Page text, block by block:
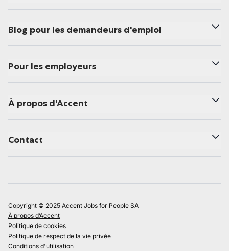
Blog pour les demandeurs d'emploi
Pour les employeurs
À propos d'Accent
Contact
Copyright © 2025 Accent Jobs for People SA
À propos d’Accent
Politique de cookies
Politique de respect de la vie privée
Conditions d'utilisation